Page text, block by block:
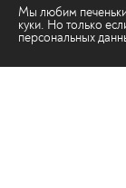
Мы любим
куки. Но только
персональных